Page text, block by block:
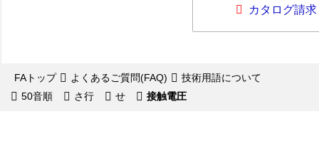
カタログ請求
FAトップ よくあるご質問(FAQ)
技術用語について
50音順
さ行 せ 接触電圧